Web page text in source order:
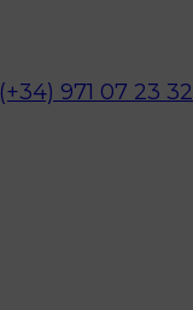
(+34) 971 07 23 32